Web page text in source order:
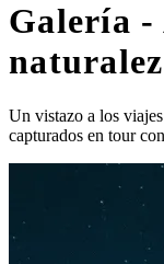
Galería -
Un vistazo a los
capturados en tour